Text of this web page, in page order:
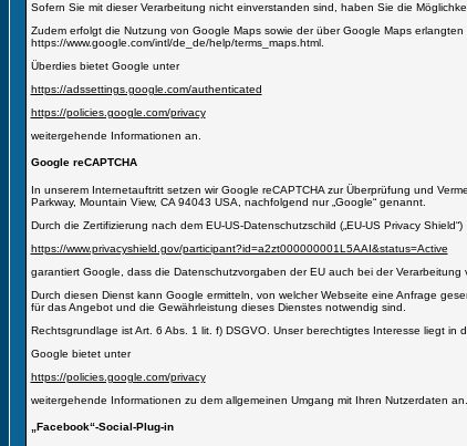
Sofern Sie mit dieser Verarbeitung nicht einverstanden sind, haben Sie die
Zudem erfolgt die Nutzung von Google Maps sowie der über Google Maps
https://www.google.com/intl/de_de/help/terms_maps.html.
Überdies bietet Google unter
https://adssettings.google.com/authenticated
https://policies.google.com/privacy
weitergehende Informationen an.
Google reCAPTCHA
In unserem Internetauftritt setzen wir Google reCAPTCHA zur Überprüfung und
Parkway, Mountain View, CA 94043 USA, nachfolgend nur „Google“ genannt.
Durch die Zertifizierung nach dem EU-US-Datenschutzschild („EU-US Privacy Shield“)
https://www.privacyshield.gov/participant?id=a2zt000000001L5AAI&status=Active
garantiert Google, dass die Datenschutzvorgaben der EU auch bei der Verarbeitung
Durch diesen Dienst kann Google ermitteln, von welcher Webseite eine Anfrage
für das Angebot und die Gewährleistung dieses Dienstes notwendig sind.
Rechtsgrundlage ist Art. 6 Abs. 1 lit. f) DSGVO. Unser berechtigtes Interesse liegt in
Google bietet unter
https://policies.google.com/privacy
weitergehende Informationen zu dem allgemeinen Umgang mit Ihren Nutzerdaten an.
„Facebook“-Social-Plug-in